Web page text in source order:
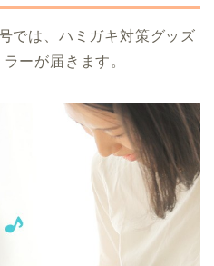
では、ハミガキ対策グッズ
ーが届きます。